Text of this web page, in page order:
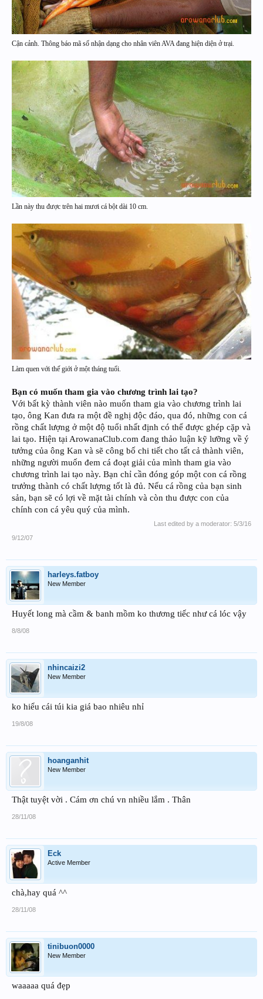
Cận cảnh. Thông báo mã số nhận dạng cho nhân viên AVA đang hiện diện ở trại.
Lần này thu được trên hai mươi cá bột dài 10 cm.
Làm quen với thế giới ở một tháng tuổi.
Bạn có muốn tham gia vào chương trình lai tạo?
Với bất kỳ thành viên nào muốn tham gia vào chương trình lai
tạo, ông Kan đưa ra một đề nghị độc đáo, qua đó, những con cá
rồng chất lượng ở một độ tuổi nhất định có thể được ghép cặp và
lai tạo. Hiện tại ArowanaClub.com đang thảo luận kỹ lưỡng về ý
tưởng của ông Kan và sẽ công bố chi tiết cho tất cả thành viên,
những người muốn đem cá đoạt giải của mình tham gia vào
chương trình lai tạo này. Bạn chỉ cần đóng góp một con cá rồng
trưởng thành có chất lượng tốt là đủ. Nếu cá rồng của bạn sinh
sản, bạn sẽ có lợi về mặt tài chính và còn thu được con của
chính con cá yêu quý của mình.
Last edited by a moderator: 5/3/16
9/12/07
harleys.fatboy
New Member
Huyết long mà cầm & banh mồm ko thương tiếc như cá lóc vậy
8/8/08
nhincaizi2
New Member
ko hiểu cái túi kia giá bao nhiêu nhỉ
19/8/08
hoanganhit
New Member
Thật tuyệt vời . Cám ơn chú vn nhiều lắm . Thân
28/11/08
Eck
Active Member
chà,hay quá ^^
28/11/08
tinibuon0000
New Member
waaaaa quá đẹp